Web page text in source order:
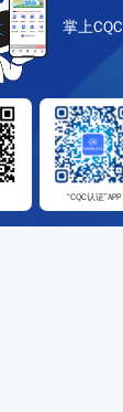
掌上CQC
“CQC认证”APP